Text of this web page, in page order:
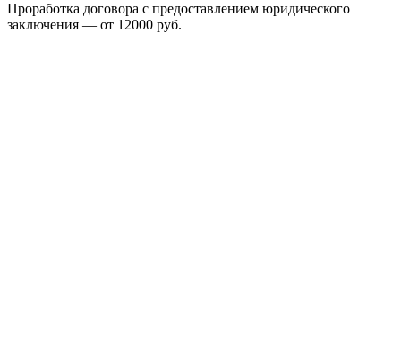
Проработка договора с предоставлением юридического
заключения — от 12000 руб.